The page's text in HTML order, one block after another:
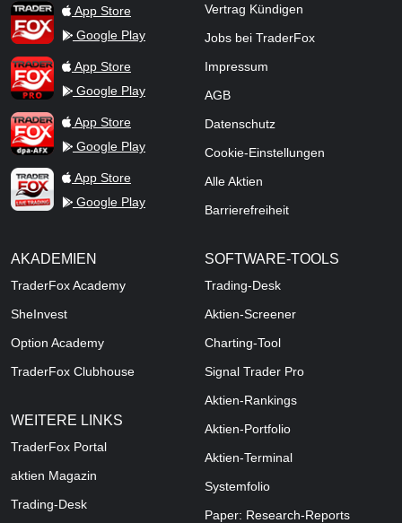
TraderFox AppApp Store
Google Play
TraderFox ProApp Store
Google Play
TraderFox dpa-AFX ProFeed
App Store
Google Play
TraderFox Live Trading
App Store
Google Play
Vertrag Kündigen
Jobs bei TraderFox
Impressum
AGB
Datenschutz
Cookie-Einstellungen
Alle Aktien
Barrierefreiheit
AKADEMIEN
TraderFox Academy
SheInvest
Option Academy
TraderFox Clubhouse
WEITERE LINKS
TraderFox Portal
aktien Magazin
Trading-Desk
SOFTWARE-TOOLS
Trading-Desk
Aktien-Screener
Charting-Tool
Signal Trader Pro
Aktien-Rankings
Aktien-Portfolio
Aktien-Terminal
Systemfolio
Paper: Research-Reports